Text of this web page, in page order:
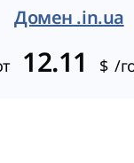
Домен .in.ua
12.11 $ /